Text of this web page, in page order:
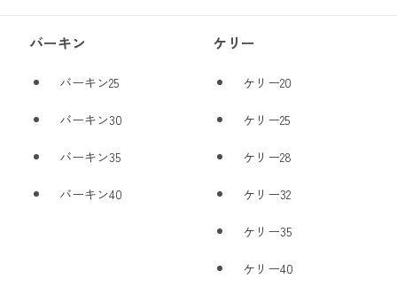
バーキン
バーキン25
バーキン30
バーキン35
バーキン40
ケリー
ケリー20
ケリー25
ケリー28
ケリー32
ケリー35
ケリー40